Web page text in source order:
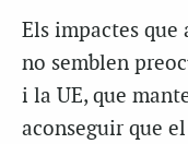
Els impactes que
no semblen
i la UE, que
aconseguir que